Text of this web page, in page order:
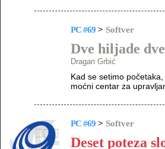
PC #69 > Softver
Dve hiljade
Dragan Grbić
Kad se setimo
moćni centar za
PC #69 > Softver
Deset poteza